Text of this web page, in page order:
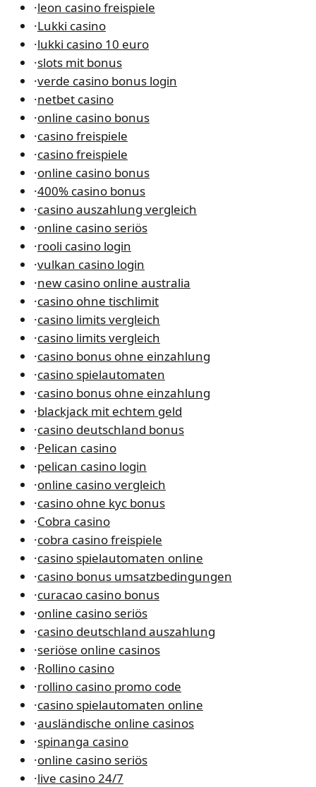
·leon casino freispiele
·Lukki casino
·lukki casino 10 euro
·slots mit bonus
·verde casino bonus login
·netbet casino
·online casino bonus
·casino freispiele
·casino freispiele
·online casino bonus
·400% casino bonus
·casino auszahlung vergleich
·online casino seriös
·rooli casino login
·vulkan casino login
·new casino online australia
·casino ohne tischlimit
·casino limits vergleich
·casino limits vergleich
·casino bonus ohne einzahlung
·casino spielautomaten
·casino bonus ohne einzahlung
·blackjack mit echtem geld
·casino deutschland bonus
·Pelican casino
·pelican casino login
·online casino vergleich
·casino ohne kyc bonus
·Cobra casino
·cobra casino freispiele
·casino spielautomaten online
·casino bonus umsatzbedingungen
·curacao casino bonus
·online casino seriös
·casino deutschland auszahlung
·seriöse online casinos
·Rollino casino
·rollino casino promo code
·casino spielautomaten online
·ausländische online casinos
·spinanga casino
·online casino seriös
·live casino 24/7